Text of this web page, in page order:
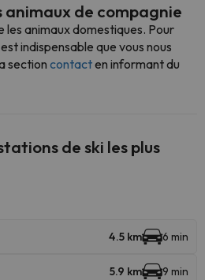
animaux de compagnie
animaux domestiques. Pour
indispensable que vous nous
section contacten informant du
de ski les plus
4.5 km 6 min
5.9 km 9 min